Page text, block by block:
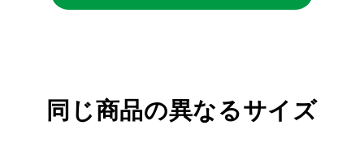
同じ商品の異なるサイズ